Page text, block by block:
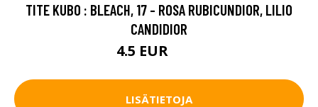
TITE KUBO : BLEACH, 17 - ROSA RUBICUNDIOR, LILIO
CANDIDIOR
4.5 EUR
LISÄTIETOJA